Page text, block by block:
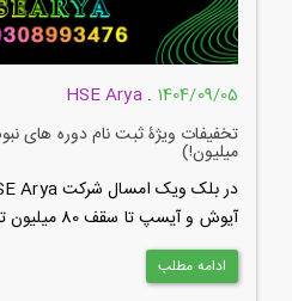
HSE Arya.1404/09/05
میلیون!)
آیوش و آیسپ تا سقف 80 میلیون تومان تخفیف بگیرید!!
ادامه مطلب